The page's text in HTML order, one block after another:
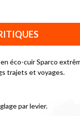
éco-cuir Sparco
trajets et voyages.
par levier.